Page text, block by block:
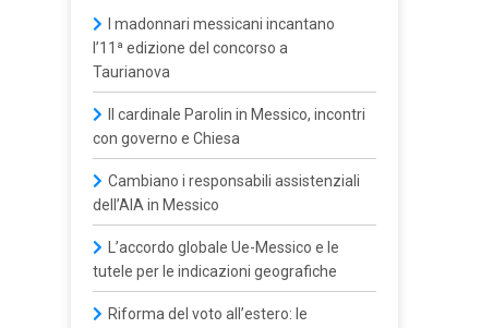
I madonnari messicani incantano
l’11ª edizione del concorso a
Taurianova
Il cardinale Parolin in Messico, incontri
con governo e Chiesa
Cambiano i responsabili assistenziali
dell’AIA in Messico
L’accordo globale Ue-Messico e le
tutele per le indicazioni geografiche
Riforma del voto all’estero: le